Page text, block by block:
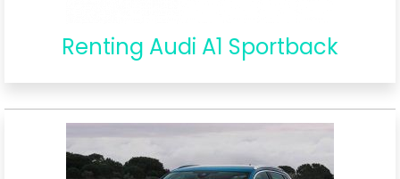
Renting Audi A1 Sportback